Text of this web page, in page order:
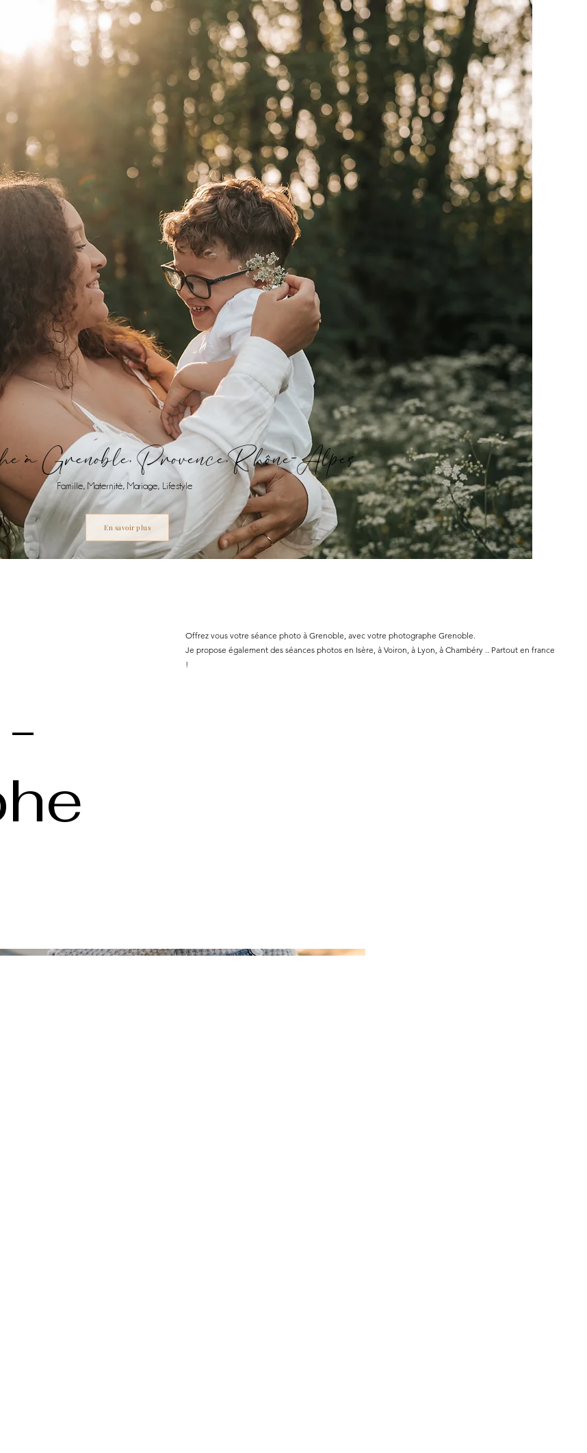
à Grenoble, Provence,Rhône-Alpes
En savoir plus
Famille, Maternité, Mariage, Lifestyle
Offrez vous votre séance photo à Grenoble, avec votre photographe Grenoble.
Je propose également des séances photos en Isère, à Voiron, à Lyon, à Chambéry .. Partout en france
!